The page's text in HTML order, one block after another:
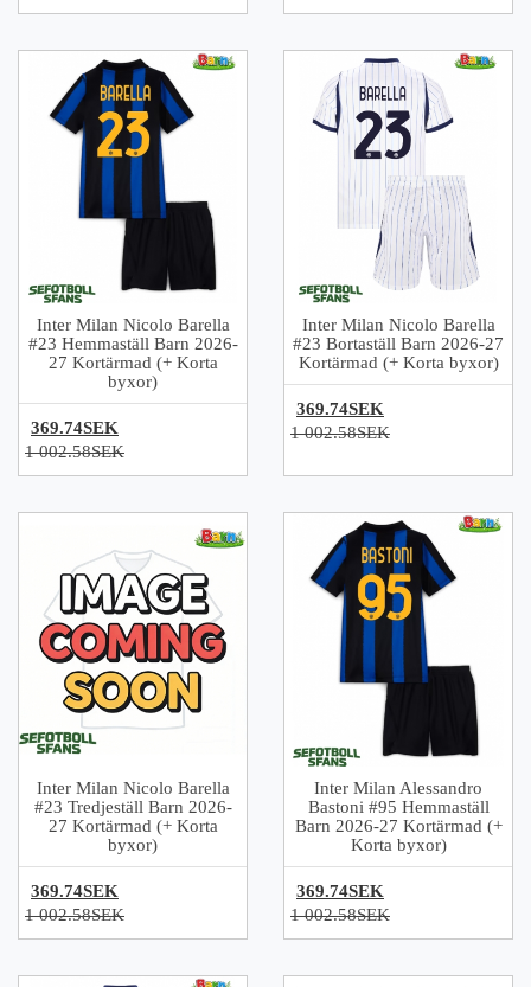
Inter Milan Nicolo Barella
#23 Hemmaställ Barn 2026-
27 Kortärmad (+ Korta
byxor)
369.74SEK
1 002.58SEK
Inter Milan Nicolo Barella
#23 Bortaställ Barn 2026-27
Kortärmad (+ Korta byxor)
369.74SEK
1 002.58SEK
Inter Milan Nicolo Barella
#23 Tredjeställ Barn 2026-
27 Kortärmad (+ Korta
byxor)
369.74SEK
1 002.58SEK
Inter Milan Alessandro
Bastoni #95 Hemmaställ
Barn 2026-27 Kortärmad (+
Korta byxor)
369.74SEK
1 002.58SEK